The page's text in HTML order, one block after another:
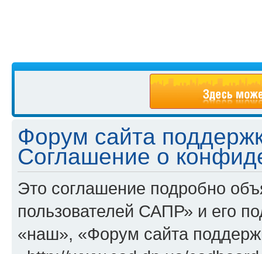
Форум сайта
Соглашение о
Это соглашение подробно
пользователей САПР» и его
«наш», «Форум сайта